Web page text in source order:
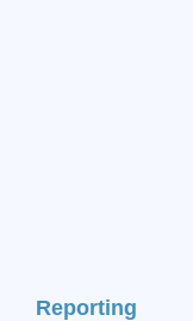
Reporting